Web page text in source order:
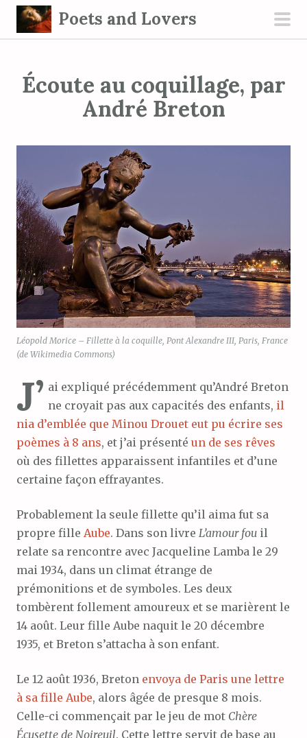
Poets and Lovers
Écoute au coquillage, par
André Breton
Léopold Morice – Fillette à la coquille, Pont Alexandre III, Paris, France
(de Wikimedia Commons)
J’ ai expliqué précédemment qu’André Breton
ne croyait pas aux capacités des enfants, il
nia d’emblée que Minou Drouet eut pu écrire ses
poèmes à 8 ans, et j’ai présenté un de ses rêves
où des fillettes apparaissent infantiles et d’une
certaine façon effrayantes.
Probablement la seule fillette qu’il aima fut sa
propre fille Aube. Dans son livre L’amour fou il
relate sa rencontre avec Jacqueline Lamba le 29
mai 1934, dans un climat étrange de
prémonitions et de symboles. Les deux
tombèrent follement amoureux et se marièrent le
14 août. Leur fille Aube naquit le 20 décembre
1935, et Breton s’attacha à son enfant.
Le 12 août 1936, Breton envoya de Paris une lettre
à sa fille Aube, alors âgée de presque 8 mois.
Celle-ci commençait par le jeu de mot Chère
Écusette de Noireuil. Cette lettre servit de base au